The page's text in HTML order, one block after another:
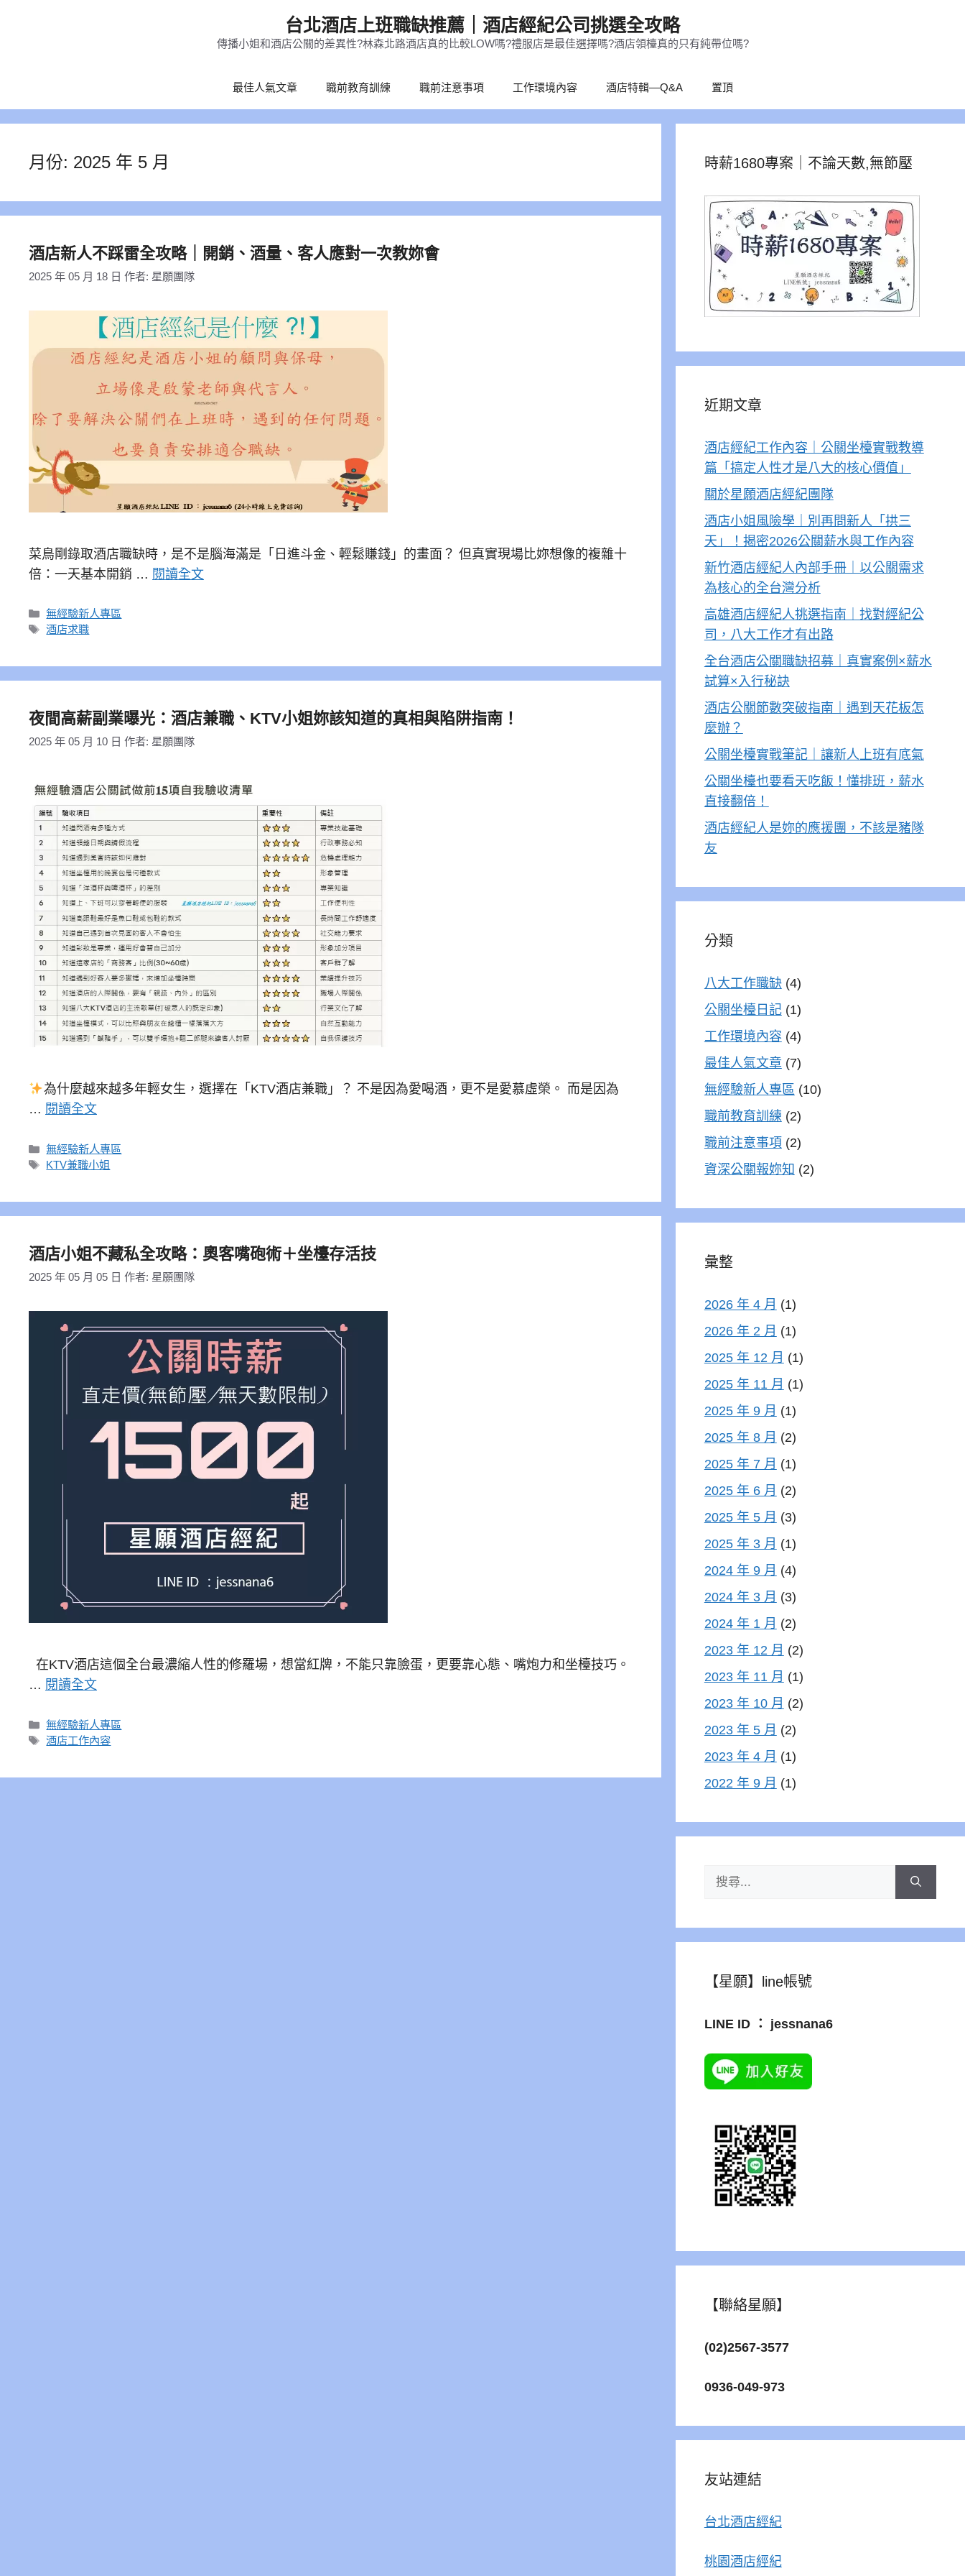
容
台北酒店上班職缺推薦｜酒店經紀公司挑選全攻略
傳播小姐和酒店公關的差異性?林森北路酒店真的比較LOW嗎?禮服店是最佳選擇嗎?酒店領檯真的只有純帶位嗎?
最佳人氣文章 職前教育訓練 職前注意事項 工作環境內容 酒店特輯—Q&A 置頂
月份: 2025 年 5 月
酒店新人不踩雷全攻略｜開銷、酒量、客人應對一次教妳會
2025 年 05 月 18 日 作者: 星願團隊
菜鳥剛錄取酒店職缺時，是不是腦海滿是「日進斗金、輕鬆賺錢」的畫面？ 但真實現場比妳想像的複雜十
倍：一天基本開銷 … 閱讀全文
分
類
無經驗新人專區
標
酒店求職
夜間高薪副業曝光：酒店兼職、KTV小姐妳該知道的真相與陷阱指南！
2025 年 05 月 10 日 作者: 星願團隊
為什麼越來越多年輕女生，選擇在「KTV酒店兼職」？ 不是因為愛喝酒，更不是愛慕虛榮。 而是因為
… 閱讀全文
分
類
無經驗新人專區
標
KTV兼職小姐
酒店小姐不藏私全攻略：奧客嘴砲術＋坐檯存活技
2025 年 05 月 05 日 作者: 星願團隊
在KTV酒店這個全台最濃縮人性的修羅場，想當紅牌，不能只靠臉蛋，更要靠心態、嘴炮力和坐檯技巧。
… 閱讀全文
分
類
無經驗新人專區
標
酒店工作內容
時薪1680專案｜不論天數,無節壓
近期文章
酒店經紀工作內容｜公關坐檯實戰教導
篇「搞定人性才是八大的核心價值」
關於星願酒店經紀團隊
酒店小姐風險學｜別再問新人「拱三
天」！揭密2026公關薪水與工作內容
新竹酒店經紀人內部手冊｜以公關需求
為核心的全台灣分析
高雄酒店經紀人挑選指南｜找對經紀公
司，八大工作才有出路
全台酒店公關職缺招募｜真實案例×薪水
試算×入行秘訣
酒店公關節數突破指南｜遇到天花板怎
麼辦？
公關坐檯實戰筆記｜讓新人上班有底氣
公關坐檯也要看天吃飯！懂排班，薪水
直接翻倍！
酒店經紀人是妳的應援團，不該是豬隊
友
分類
八大工作職缺(4)
公關坐檯日記(1)
工作環境內容 (4)
最佳人氣文章(7)
無經驗新人專區 (10)
職前教育訓練 (2)
職前注意事項 (2)
資深公關報妳知 (2)
彙整
2026 年 4 月 (1)
2026 年 2 月 (1)
2025 年 12 月 (1)
2025 年 11 月 (1)
2025 年 9 月 (1)
2025 年 8 月 (2)
2025 年 7 月 (1)
2025 年 6 月 (2)
2025 年 5 月 (3)
2025 年 3 月 (1)
2024 年 9 月 (4)
2024 年 3 月 (3)
2024 年 1 月 (2)
2023 年 12 月 (2)
2023 年 11 月 (1)
2023 年 10 月 (2)
2023 年 5 月 (2)
2023 年 4 月 (1)
2022 年 9 月 (1)
【星願】line帳號
LINE ID ： jessnana6
【聯絡星願】
(02)2567-3577
0936-049-973
友站連結
台北酒店經紀
桃園酒店經紀